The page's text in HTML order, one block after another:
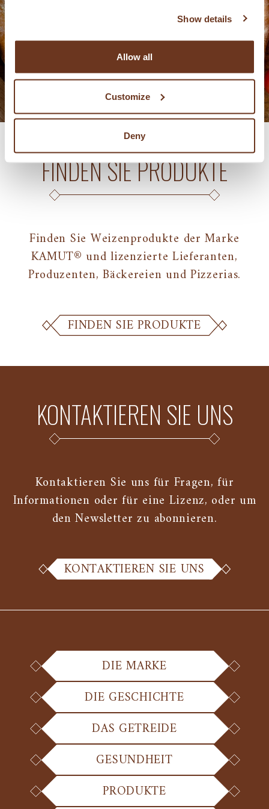
Show details
Allow all
Customize
Deny
FINDEN SIE PRODUKTE
Finden Sie Weizenprodukte der Marke
KAMUT® und lizenzierte Lieferanten,
Produzenten, Bäckereien und Pizzerias.
FINDEN SIE PRODUKTE
KONTAKTIEREN SIE UNS
Kontaktieren Sie uns für Fragen, für
Informationen oder für eine Lizenz, oder um
den Newsletter zu abonnieren.
KONTAKTIEREN SIE UNS
DIE MARKE
DIE GESCHICHTE
DAS GETREIDE
GESUNDHEIT
PRODUKTE